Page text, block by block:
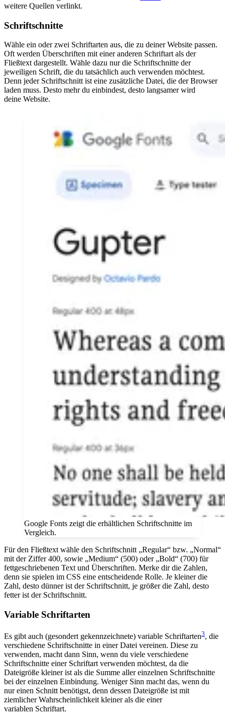
weitere Quellen verlinkt.
Schriftschnitte
Wähle ein oder zwei Schriftarten aus, die zu deiner Website passen.
Oft werden Überschriften mit einer anderen Schriftart als der
Fließtext dargestellt. Wähle dazu nur die Schriftschnitte der
jeweiligen Schrift, die du tatsächlich auch verwenden möchtest.
Denn jeder Schriftschnitt ist eine zusätzliche Datei, die der Browser
laden muss. Desto mehr du einbindest, desto langsamer wird
deine Website.
Google Fonts zeigt die erhältlichen Schriftschnitte im
Vergleich.
Für den Fließtext wähle den Schriftschnitt „Regular“ bzw. „Normal“
mit der Ziffer 400, sowie „Medium“ (500) oder „Bold“ (700) für
fettgeschriebenen Text und Überschriften. Merke dir die Zahlen,
denn sie spielen im CSS eine entscheidende Rolle. Je kleiner die
Zahl, desto dünner ist der Schriftschnitt, je größer die Zahl, desto
fetter ist der Schriftschnitt.
Variable Schriftarten
Es gibt auch (gesondert gekennzeichnete) variable Schriftarten3, die
verschiedene Schriftschnitte in einer Datei vereinen. Diese zu
verwenden, macht dann Sinn, wenn du viele verschiedene
Schriftschnitte einer Schriftart verwenden möchtest, da die
Dateigröße kleiner ist als die Summe aller einzelnen Schriftschnitte
bei der einzelnen Einbindung. Weniger Sinn macht das, wenn du
nur einen Schnitt benötigst, denn dessen Dateigröße ist mit
ziemlicher Wahrscheinlichkeit kleiner als die einer
variablen Schriftart.